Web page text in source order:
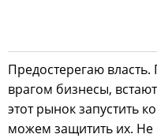
Предостерегаю
врагом бизнесы,
этот рынок запустить
можем защитить их.